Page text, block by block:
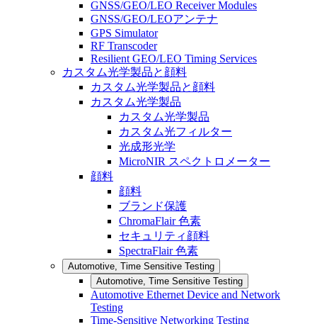
GNSS/GEO/LEO Receiver Modules
GNSS/GEO/LEOアンテナ
GPS Simulator
RF Transcoder
Resilient GEO/LEO Timing Services
カスタム光学製品と顔料
カスタム光学製品と顔料
カスタム光学製品
カスタム光学製品
カスタム光フィルター
光成形光学
MicroNIR スペクトロメーター
顔料
顔料
ブランド保護
ChromaFlair 色素
セキュリティ顔料
SpectraFlair 色素
Automotive, Time Sensitive Testing
Automotive, Time Sensitive Testing
Automotive Ethernet Device and Network
Testing
Time-Sensitive Networking Testing